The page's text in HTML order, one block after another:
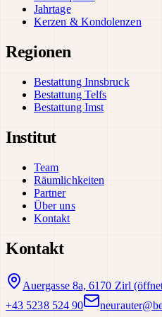
Jahrtage
Kerzen & Kondolenzen
Regionen
Bestattung Innsbruck
Bestattung Telfs
Bestattung Imst
Institut
Team
Räumlichkeiten
Partner
Über uns
Kontakt
Kontakt
Auergasse 8a, 6170 Zirl
+43 5238 524 90